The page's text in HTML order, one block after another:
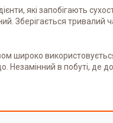
які запобігають
Зберігається
широко
в побуті, де